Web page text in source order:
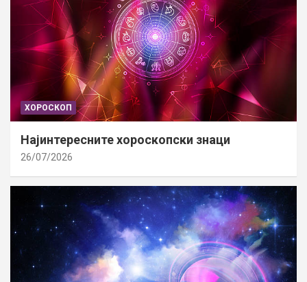
ХОРОСКОП
Најинтересните хороскопски знаци
26/07/2026